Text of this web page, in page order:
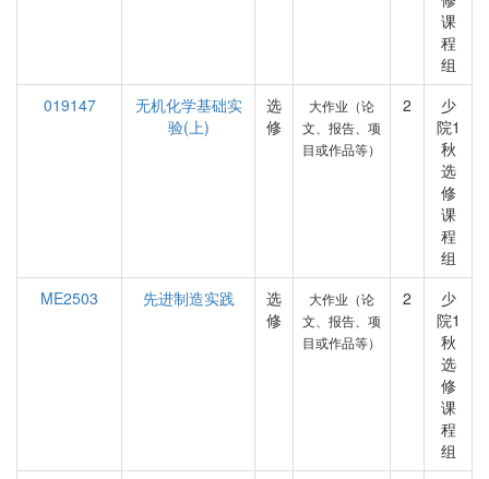
课
程
组
019147
无机化学基础实
验(上)
选
修
大作业（论
文、报告、项
目或作品等）
2
少
院1
秋
选
修
课
程
组
ME2503
先进制造实践
选
修
大作业（论
文、报告、项
目或作品等）
2
少
院1
秋
选
修
课
程
组